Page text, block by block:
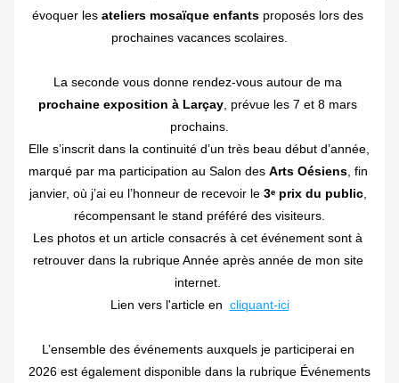
évoquer les ateliers mosaïque enfants proposés lors des
prochaines vacances scolaires.
La seconde vous donne rendez-vous autour de ma
prochaine exposition à Larçay , prévue les 7 et 8 mars
prochains.
Elle s’inscrit dans la continuité d’un très beau début d’année,
marqué par ma participation au Salon des Arts Oésiens , fin
janvier, où j’ai eu l’honneur de recevoir le 3ᵉ prix du public,
récompensant le stand préféré des visiteurs.
Les photos et un article consacrés à cet événement sont à
retrouver dans la rubrique Année après année de mon site
internet.
Lien vers l'article en cliquant-ici
L’ensemble des événements auxquels je participerai en
2026 est également disponible dans la rubrique Événements